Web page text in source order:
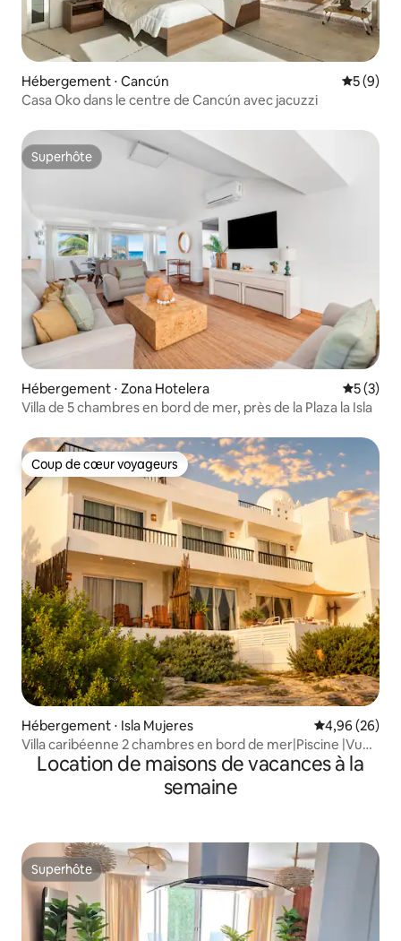
Hébergement ⋅ Cancún
5 (9)
Casa Oko dans le centre de Cancún avec jacuzzi
Superhôte
Superhôte
Hébergement ⋅ Zona Hotelera
5 (3)
Villa de 5 chambres en bord de mer, près de la Plaza la Isla
Coup de cœur voyageurs
Coup de cœur voyageurs
Hébergement ⋅ Isla Mujeres Évaluation
4,96 (26)
Villa caribéenne 2 chambres en bord de mer|Piscine |Vue
sur le lever du soleil
Location de maisons de vacances à la
semaine
Superhôte
Superhôte